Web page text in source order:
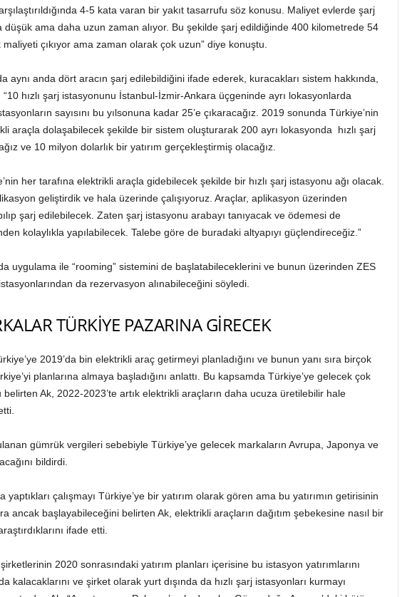
4-5 kata varan bir yakıt tasarrufu söz konusu. Maliyet evlerde şarj
düşük ama daha uzun zaman alıyor. Bu şekilde şarj edildiğinde 400 kilometrede 54
maliyeti çıkıyor ama zaman olarak çok uzun” diye konuştu.
aynı anda dört aracın şarj edilebildiğini ifade ederek, kuracakları sistem hakkında,
hızlı şarj istasyonunu İstanbul-İzmir-Ankara üçgeninde ayrı lokasyonlarda
sayısını bu yılsonuna kadar 25’e çıkaracağız. 2019 sonunda Türkiye’nin
araçla dolaşabilecek şekilde bir sistem oluşturarak 200 ayrı lokasyonda hızlı şarj
ve 10 milyon dolarlık bir yatırım gerçekleştirmiş olacağız.
her tarafına elektrikli araçla gidebilecek şekilde bir hızlı şarj istasyonu ağı olacak.
geliştirdik ve hala üzerinde çalışıyoruz. Araçlar, aplikasyon üzerinden
şarj edilebilecek. Zaten şarj istasyonu arabayı tanıyacak ve ödemesi de
kolaylıkla yapılabilecek. Talebe göre de buradaki altyapıyı güçlendireceğiz.”
uygulama ile “rooming” sistemini de başlatabileceklerini ve bunun üzerinden ZES
da rezervasyon alınabileceğini söyledi.
TÜRKİYE PAZARINA GİRECEK
2019’da bin elektrikli araç getirmeyi planladığını ve bunun yanı sıra birçok
planlarına almaya başladığını anlattı. Bu kapsamda Türkiye’ye gelecek çok
Ak, 2022-2023’te artık elektrikli araçların daha ucuza üretilebilir hale
gümrük vergileri sebebiyle Türkiye’ye gelecek markaların Avrupa, Japonya ve
bildirdi.
yaptıkları çalışmayı Türkiye’ye bir yatırım olarak gören ama bu yatırımın getirisinin
ancak başlayabileceğini belirten Ak, elektrikli araçların dağıtım şebekesine nasıl bir
ifade etti.
2020 sonrasındaki yatırım planları içerisine bu istasyon yatırımlarını
kalacaklarını ve şirket olarak yurt dışında da hızlı şarj istasyonları kurmayı